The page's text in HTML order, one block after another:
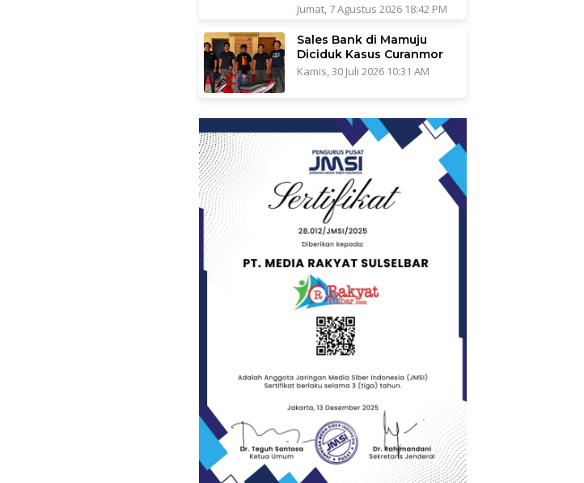
Jumat, 7 Agustus 2026 18:42 PM
Sales Bank di Mamuju
Diciduk Kasus Curanmor
Kamis, 30 Juli 2026 10:31 AM